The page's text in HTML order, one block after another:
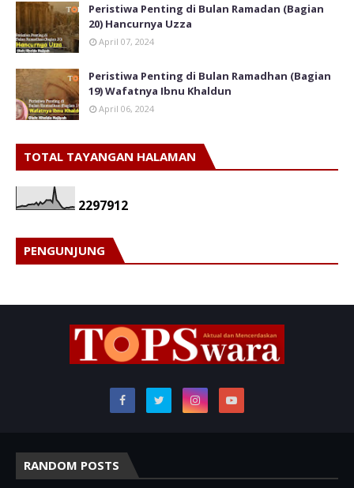
Peristiwa Penting di Bulan Ramadan (Bagian
20) Hancurnya Uzza
April 07, 2024
Peristiwa Penting di Bulan Ramadhan (Bagian
19) Wafatnya Ibnu Khaldun
April 06, 2024
TOTAL TAYANGAN HALAMAN
2297912
PENGUNJUNG
RANDOM POSTS